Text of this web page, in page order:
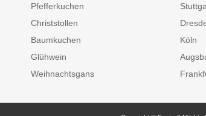
Pfefferkuchen
Christstollen
Baumkuchen
Glühwein
Weihnachtsgans
Köln